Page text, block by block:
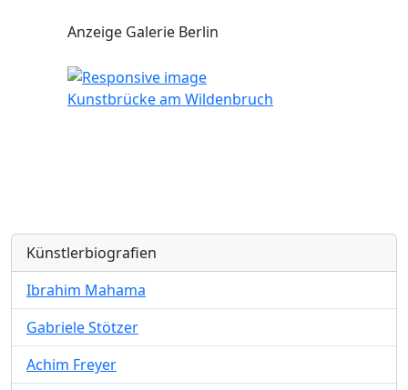
Anzeige Galerie Berlin
Kunstbrücke am Wildenbruch
Künstlerbiografien
Ibrahim Mahama
Gabriele Stötzer
Achim Freyer